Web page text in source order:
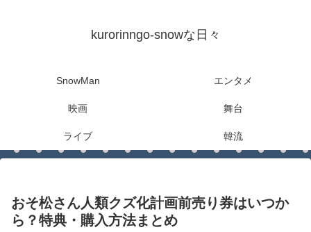
kurorinngo-snowな日々
SnowMan エンタメ
映画 舞台
ライブ 韓流
おそ松さん人類クズ化計画前売り券はいつか
ら？特典・購入方法まとめ